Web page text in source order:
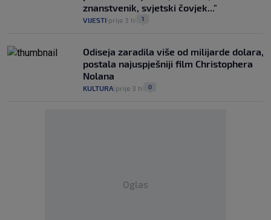
znanstvenik, svjetski čovjek..."
VIJESTI prije 3 h 1
Odiseja zaradila više od milijarde dolara,
postala najuspješniji film Christophera
Nolana
KULTURA prije 3 h 0
Oglas